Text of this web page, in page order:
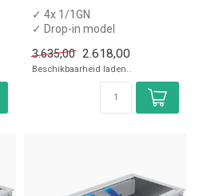
✓ 4x 1/1GN
✓ Drop-in model
✓ +4 tot +8 °C
3.635,00 2.618,00
Beschikbaarheid laden..